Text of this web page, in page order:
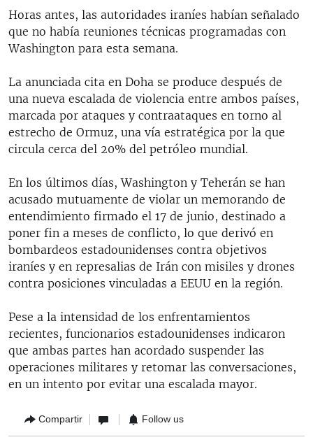
Horas antes, las autoridades iraníes habían señalado
que no había reuniones técnicas programadas con
Washington para esta semana.
La anunciada cita en Doha se produce después de
una nueva escalada de violencia entre ambos países,
marcada por ataques y contraataques en torno al
estrecho de Ormuz, una vía estratégica por la que
circula cerca del 20% del petróleo mundial.
En los últimos días, Washington y Teherán se han
acusado mutuamente de violar un memorando de
entendimiento firmado el 17 de junio, destinado a
poner fin a meses de conflicto, lo que derivó en
bombardeos estadounidenses contra objetivos
iraníes y en represalias de Irán con misiles y drones
contra posiciones vinculadas a EEUU en la región.
Pese a la intensidad de los enfrentamientos
recientes, funcionarios estadounidenses indicaron
que ambas partes han acordado suspender las
operaciones militares y retomar las conversaciones,
en un intento por evitar una escalada mayor.
Compartir Follow us